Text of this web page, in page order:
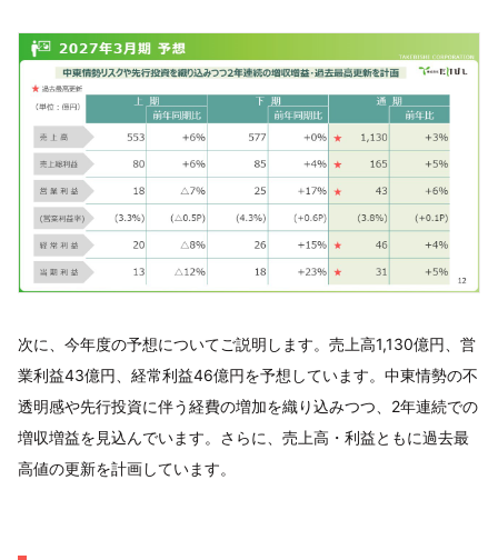
次に、今年度の予想についてご説明します。売上高1,130億円、営
業利益43億円、経常利益46億円を予想しています。中東情勢の不
透明感や先行投資に伴う経費の増加を織り込みつつ、2年連続での
増収増益を見込んでいます。さらに、売上高・利益ともに過去最
高値の更新を計画しています。